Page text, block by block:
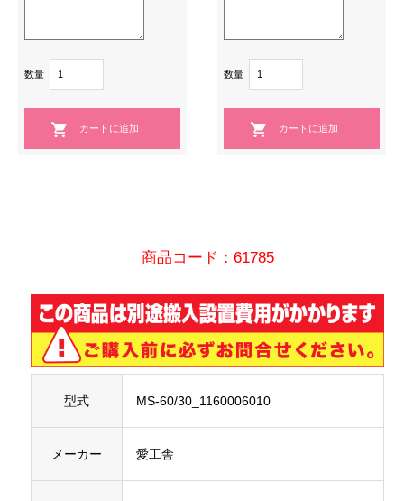
数量 数量
商品コード：61785
型式 MS-60/30_1160006010
メーカー 愛工舎